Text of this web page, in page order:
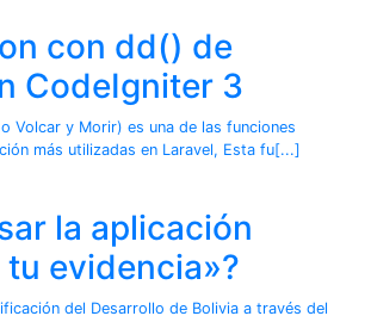
con dd() de
CodeIgniter 3
Volcar y Morir) es una de las funciones
más utilizadas en Laravel, Esta fu[...]
la aplicación
evidencia»?
del Desarrollo de Bolivia a través del